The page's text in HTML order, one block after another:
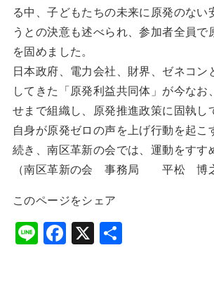
る中、子どもたちの未来に原発のない
うとの決意も述べられ、参加者全員で
を固めました。
日本政府、電力会社、財界、ゼネコン
してきた「原発利益共同体」が今なお
せまで組織し、原発推進政策に固執し
自身が原発ゼロの声を上げ行動を起こ
続き、南区革新の会では、運動をすす
（南区革新の会 事務局 平松 博之
このページをシェア
Li
n
F
a
X 共